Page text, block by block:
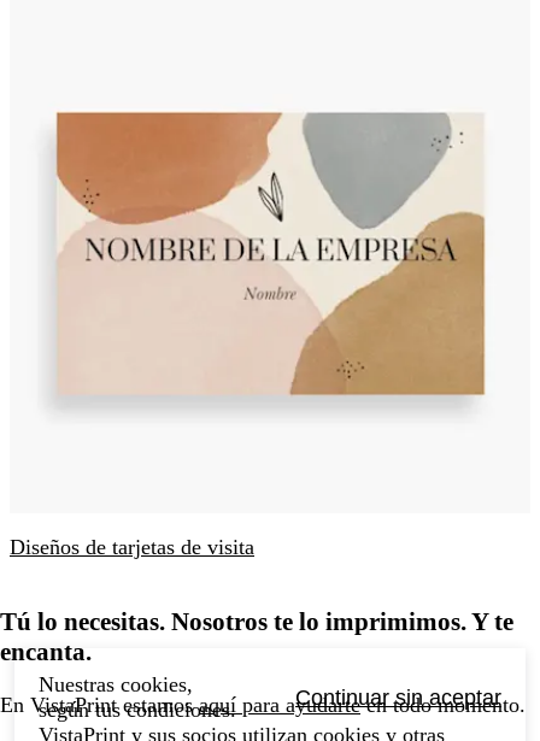
Diseños de tarjetas de visita
Tú lo necesitas. Nosotros te lo imprimimos. Y te
encanta.
En VistaPrint estamosaquí para ayudarteen todo momento.
Nuestras cookies,
según tus condiciones.
Continuar sin aceptar
VistaPrint y sus socios utilizan cookies y otras